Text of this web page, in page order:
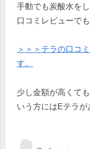
手動でも炭酸水を
口コミレビューで
＞＞＞テラの口コ
す。
少し金額が高くて
いう方にはEテラ